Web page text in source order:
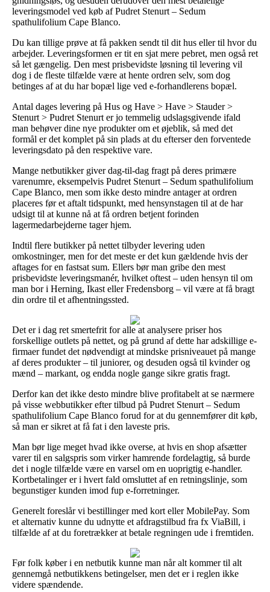
leveringsmodel ved køb af Pudret Stenurt – Sedum
spathulifolium Cape Blanco.
Du kan tillige prøve at få pakken sendt til dit hus eller til hvor du
arbejder. Leveringsformen er tit en sjat mere pebret, men også ret
så let gængelig. Den mest prisbevidste løsning til levering vil
dog i de fleste tilfælde være at hente ordren selv, som dog
betinges af at du har bopæl lige ved e-forhandlerens bopæl.
Antal dages levering på Hus og Have > Have > Stauder >
Stenurt > Pudret Stenurt er jo temmelig udslagsgivende ifald
man behøver dine nye produkter om et øjeblik, så med det
formål er det komplet på sin plads at du efterser den forventede
leveringsdato på den respektive vare.
Mange netbutikker giver dag-til-dag fragt på deres primære
varenumre, eksempelvis Pudret Stenurt – Sedum spathulifolium
Cape Blanco, men som ikke desto mindre antager at ordren
placeres før et aftalt tidspunkt, med hensynstagen til at de har
udsigt til at kunne nå at få ordren betjent forinden
lagermedarbejderne tager hjem.
Indtil flere butikker på nettet tilbyder levering uden
omkostninger, men for det meste er det kun gældende hvis der
aftages for en fastsat sum. Ellers bør man gribe den mest
prisbevidste leveringsmanér, hvilket oftest – uden hensyn til om
man bor i Herning, Ikast eller Fredensborg – vil være at få bragt
din ordre til et afhentningssted.
Det er i dag ret smertefrit for alle at analysere priser hos
forskellige outlets på nettet, og på grund af dette har adskillige e-
firmaer fundet det nødvendigt at mindske prisniveauet på mange
af deres produkter – til juniorer, og desuden også til kvinder og
mænd – markant, og endda nogle gange sikre gratis fragt.
Derfor kan det ikke desto mindre blive profitabelt at se nærmere
på visse webbutikker efter tilbud på Pudret Stenurt – Sedum
spathulifolium Cape Blanco forud for at du gennemfører dit køb,
så man er sikret at få fat i den laveste pris.
Man bør lige meget hvad ikke overse, at hvis en shop afsætter
varer til en salgspris som virker hamrende fordelagtig, så burde
det i nogle tilfælde være en varsel om en uoprigtig e-handler.
Kortbetalinger er i hvert fald omsluttet af en retningslinje, som
begunstiger kunden imod fup e-forretninger.
Generelt foreslår vi bestillinger med kort eller MobilePay. Som
et alternativ kunne du udnytte et afdragstilbud fra fx ViaBill, i
tilfælde af at du foretrækker at betale regningen ude i fremtiden.
Før folk køber i en netbutik kunne man når alt kommer til alt
gennemgå netbutikkens betingelser, men det er i reglen ikke
videre spændende.